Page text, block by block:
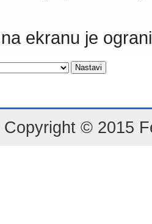
ekranu je
Copyright © 2015